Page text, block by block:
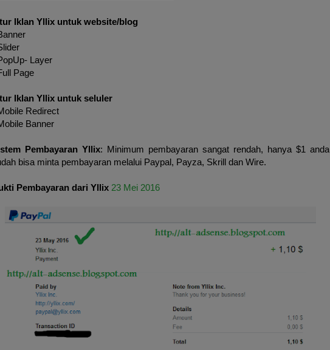
Iklan Yllix untuk website/blog
Layer
Page
Iklan Yllix untuk seluler
Redirect
Banner
Pembayaran Yllix: Minimum pembayaran sangat rendah, hanya $1 anda
bisa minta pembayaran melalui Paypal, Payza, Skrill dan Wire.
Pembayaran dari Yllix 23 Mei 2016